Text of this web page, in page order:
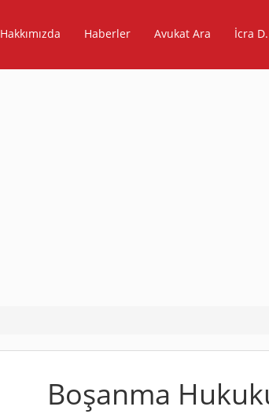
Hakkımızda Haberler Avukat Ara İcra
Boşanma